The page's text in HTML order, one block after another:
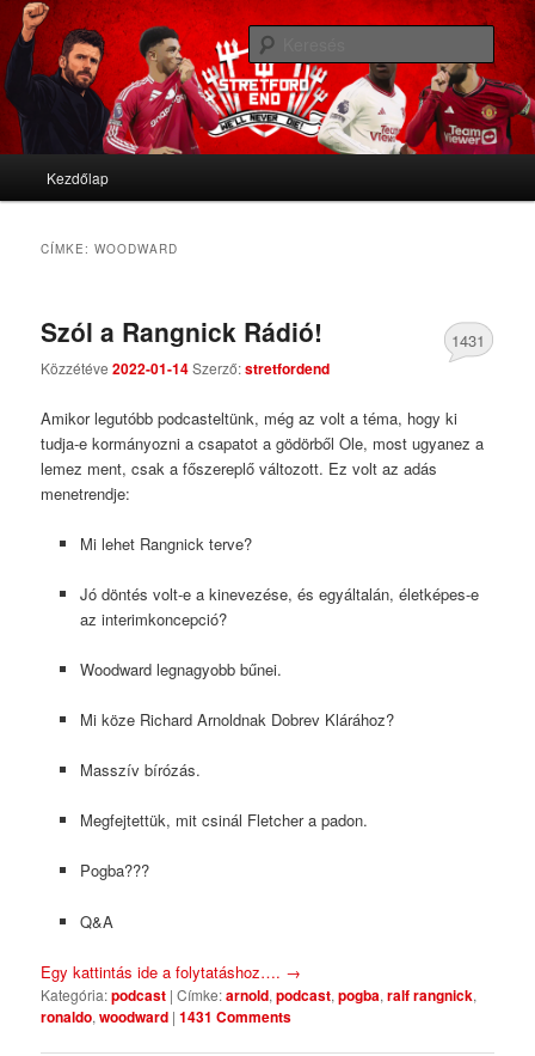
Stretford End
We'll never die
Tovább az elsődleges tartalomra
Tovább a másodlagos tartalomra
Kezdőlap
CÍMKE:WOODWARD
Szól a Rangnick Rádió!
Közzétéve2022-01-14Szerző:stretfordend
1431
Amikor legutóbb podcasteltünk, még az volt a téma, hogy ki
tudja-e kormányozni a csapatot a gödörből Ole, most ugyanez a
lemez ment, csak a főszereplő változott. Ez volt az adás
menetrendje:
Mi lehet Rangnick terve?
Jó döntés volt-e a kinevezése, és egyáltalán, életképes-e
az interimkoncepció?
Woodward legnagyobb bűnei.
Mi köze Richard Arnoldnak Dobrev Klárához?
Masszív bírózás.
Megfejtettük, mit csinál Fletcher a padon.
Pogba???
Q&A
Egy kattintás ide a folytatáshoz…. →
Kategória:podcast |Címke:arnold,podcast,pogba,ralf rangnick,
ronaldo,woodward |1431 Comments